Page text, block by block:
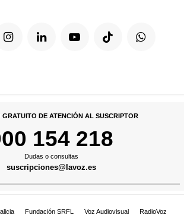
GRATUITO DE ATENCIÓN AL SUSCRIPTOR
154 218
Dudas o consultas
suscripciones@lavoz.es
Fundación SRFL Voz Audiovisual
RadioVoz